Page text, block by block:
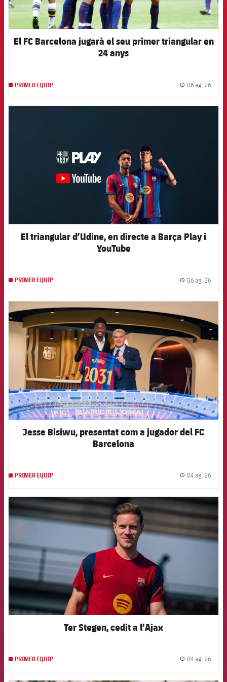
El FC Barcelona jugarà el seu primer triangular en
24 anys
PRIMER EQUIP 06 ag. 26
El triangular d’Udine, en directe a Barça Play i
YouTube
PRIMER EQUIP 06 ag. 26
Jesse Bisiwu, presentat com a jugador del FC
Barcelona
PRIMER EQUIP 04 ag. 26
FCB Barcelona badge
Ter Stegen, cedit a l’Ajax
PRIMER EQUIP 04 ag. 26